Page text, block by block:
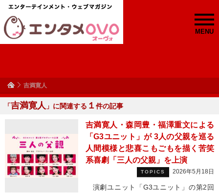
MENU
吉満寛人
「吉満寛人 」に関連する １ 件の記事
吉満寛人・森岡豊・福澤重文による
「G3ユニット」が 3人の父親を巡る
人間模様と悲喜こもごもを描く苦笑
系喜劇「三人の父親」を上演
TOPICS 2026年5月18日
演劇ユニット「G3ユニット」の第2回